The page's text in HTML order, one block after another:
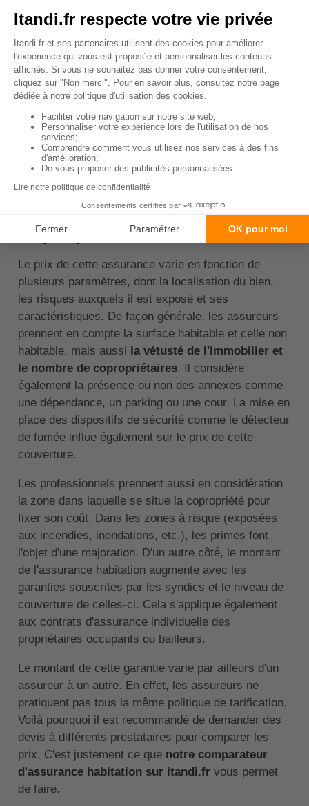
appartement
ou copropriété. Il est possible de
souscrire une assurance RC vie privée pour couvrir
les exclusions du contrat responsabilité civile ou
d'opter pour la formule multirisque habitation. Pour
vous protéger des dommages qui pourraient toucher
vos effets personnels, vous devez également opter
pour la formule multirisque habitation.
↑ Sommaire
Combien coûte une
assurance habitation pour
copropriété ?
Le prix de cette assurance varie en fonction de
plusieurs paramètres, dont la localisation du bien,
les risques auxquels il est exposé et ses
caractéristiques. De façon générale, les assureurs
prennent en compte la surface habitable et celle non
habitable, mais aussi la vétusté de l'immobilier et
le nombre de copropriétaires. Il considère
également la présence ou non des annexes comme
une dépendance, un parking ou une cour. La mise en
place des dispositifs de sécurité comme le détecteur
de fumée influe également sur le prix de cette
couverture.
Les professionnels prennent aussi en considération
la zone dans laquelle se situe la copropriété pour
fixer son coût. Dans les zones à risque (exposées
aux incendies, inondations, etc.), les primes font
l'objet d'une majoration. D'un autre côté, le montant
de l'assurance habitation augmente avec les
garanties souscrites par les syndics et le niveau de
couverture de celles-ci. Cela s'applique également
aux contrats d'assurance individuelle des
propriétaires occupants ou bailleurs.
Le montant de cette garantie varie par ailleurs d'un
assureur à un autre. En effet, les assureurs ne
pratiquent pas tous la même politique de tarification.
Voilà pourquoi il est recommandé de demander des
devis à différents prestataires pour comparer les
prix. C'est justement ce que notre comparateur
d'assurance habitation sur itandi.fr vous permet
de faire.